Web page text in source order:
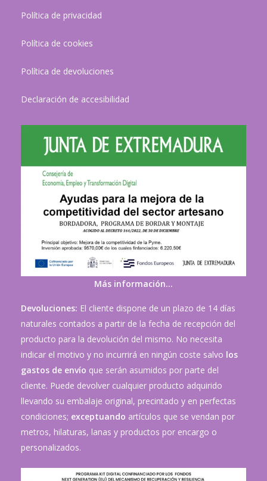
Política de privacidad
Política de cookies
Política de devoluciones
Declaración de accesibilidad
Más información…
Devoluciones: El cliente dispone de un plazo de 14 días
naturales contados a partir de la fecha de recepción del
producto para la devolución del mismo. No necesita
indicar el motivo y no incurrirá en ningún coste salvo los
gastos de envío que serán asumidos por parte del
cliente. Puede devolver cualquier producto adquirido
llevando su embalaje original, precintado y en perfectas
condiciones; exceptuando artículos que se vendan por
metros, hilaturas, lanas y productos por encargo o
personalizados.